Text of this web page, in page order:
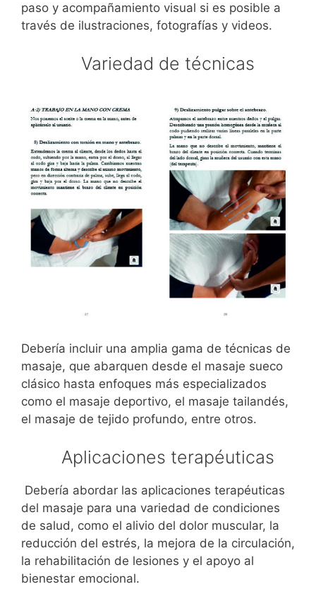
paso y acompañamiento visual si es posible a
través de ilustraciones, fotografías y videos.
Variedad de técnicas
Debería incluir una amplia gama de técnicas de
masaje, que abarquen desde el masaje sueco
clásico hasta enfoques más especializados
como el masaje deportivo, el masaje tailandés,
el masaje de tejido profundo, entre otros.
Aplicaciones terapéuticas
Debería abordar las aplicaciones terapéuticas
del masaje para una variedad de condiciones
de salud, como el alivio del dolor muscular, la
reducción del estrés, la mejora de la circulación,
la rehabilitación de lesiones y el apoyo al
bienestar emocional.